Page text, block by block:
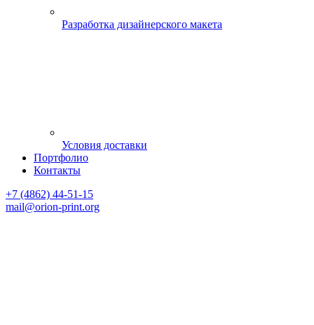
Разработка дизайнерского макета
Условия доставки
Портфолио
Контакты
+7 (4862) 44-51-15
mail@orion-print.org